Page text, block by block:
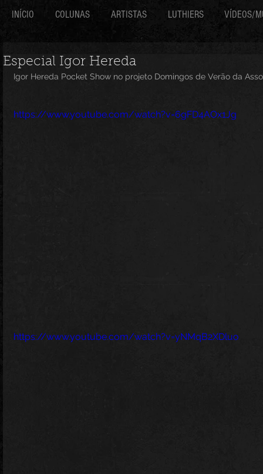
INÍCIO COLUNAS ARTISTAS LUTHIERS VÍDEOS/
Especial Igor Hereda
Igor Hereda Pocket Show no projeto Domingos de Verão da
https://www.youtube.com/watch?v=6gFD4AOx1Jg
https://www.youtube.com/watch?v=yNMqB2XDluo